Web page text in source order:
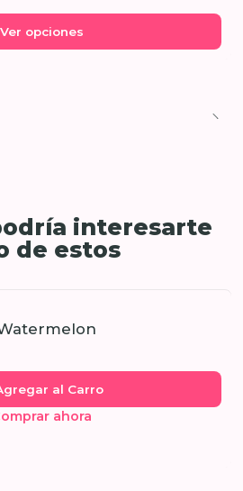
Ver opciones
interesarte
de estos
al Carro
ahora